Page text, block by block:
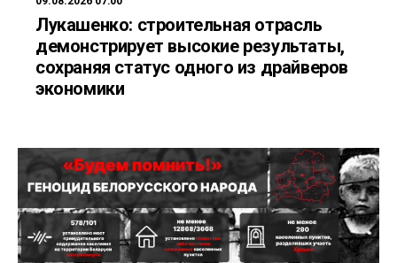
Лукашенко: строительная отрасль
демонстрирует высокие результаты,
сохраняя статус одного из драйверов
экономики